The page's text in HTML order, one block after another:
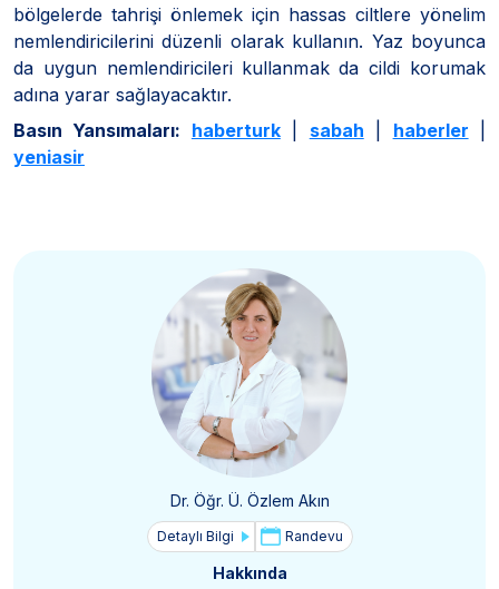
bölgelerde tahrişi önlemek için hassas ciltlere yönelim
nemlendiricilerini düzenli olarak kullanın. Yaz boyunca
da uygun nemlendiricileri kullanmak da cildi korumak
adına yarar sağlayacaktır.
Basın Yansımaları: haberturk| sabah haberler
yeniasir
Dr. Öğr. Ü. Özlem Akın
Detaylı Bilgi Randevu
Hakkında